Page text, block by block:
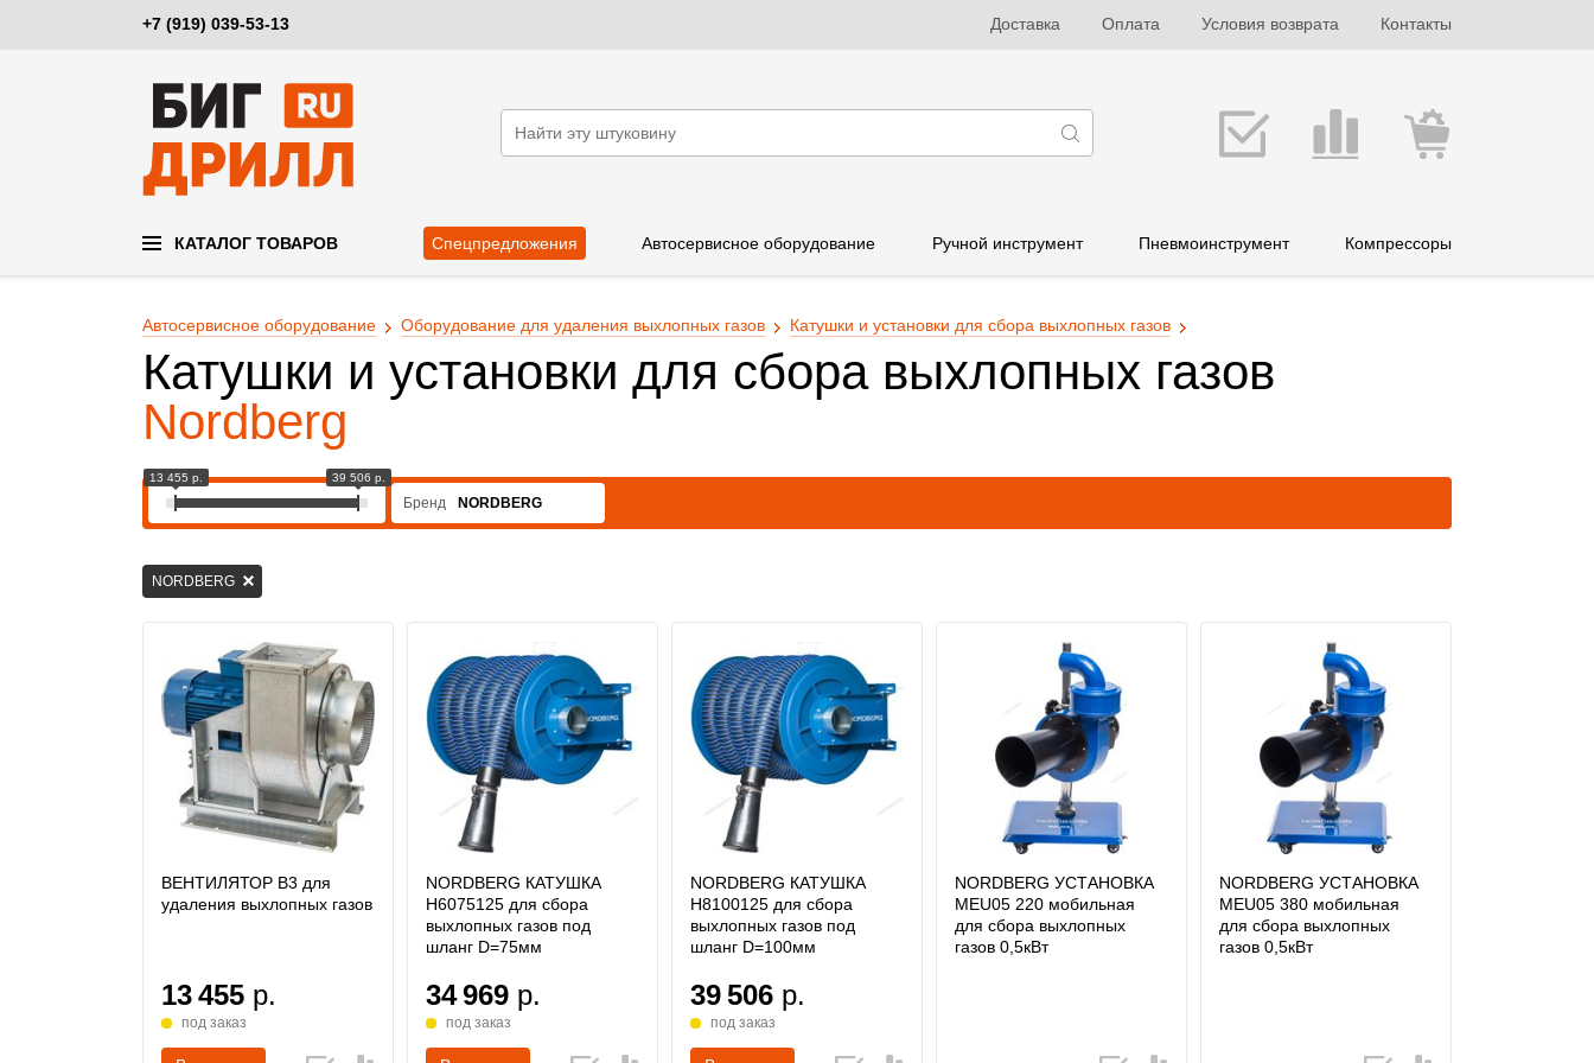
+7 (919) 039-53-13 Доставка Оплата Условия возврата Контакты
КАТАЛОГ ТОВАРОВ Спецпредложения Автосервисное оборудование Ручной инструмент Пневмоинструмент Компрессоры
Автосервисное оборудование Оборудование для удаления выхлопных газов Катушки и установки для сбора выхлопных газов
Катушки и установки для сбора выхлопных газов
Nordberg
13 455 р. 39 506 р.
Бренд NORDBERG
NORDBERG
ВЕНТИЛЯТОР B3 для
удаления выхлопных газов
13 455 р.
под заказ
NORDBERG КАТУШКА
H6075125 для сбора
выхлопных газов под
шланг D=75мм
34 969 р.
под заказ
NORDBERG КАТУШКА
H8100125 для сбора
выхлопных газов под
шланг D=100мм
39 506 р.
под заказ
NORDBERG УСТАНОВКА
MEU05 220 мобильная
для сбора выхлопных
газов 0,5кВт
NORDBERG УСТАНОВКА
MEU05 380 мобильная
для сбора выхлопных
газов 0,5кВт